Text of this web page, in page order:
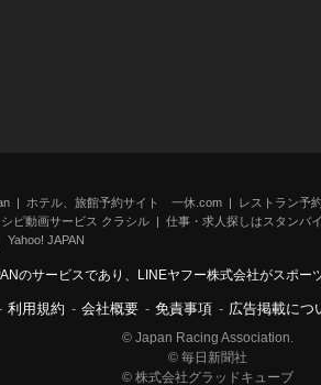
ホテル、旅館予約サイト 一休.com
レストラン予
ピ動画サービス クラシル 仕事・求人探しはスタンバイ
Yahoo! JAPAN
のサービスであり、LINEヤフー株式会社がスポー
利用規約 - 会社概要 - 免責事項 - 広告掲載につ
© Japan Racing Association.
© 毎日新聞社
© 株式会社グラッドキューブ